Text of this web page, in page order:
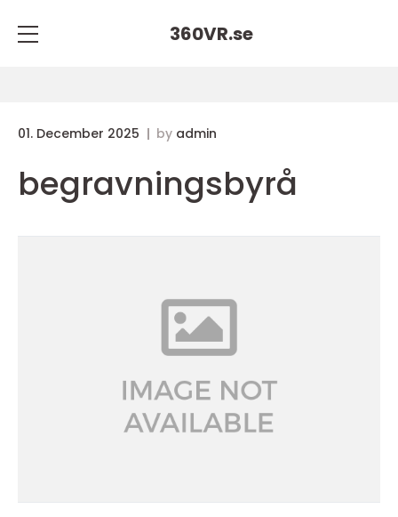
360VR.se
01. December 2025 by admin
begravningsbyrå